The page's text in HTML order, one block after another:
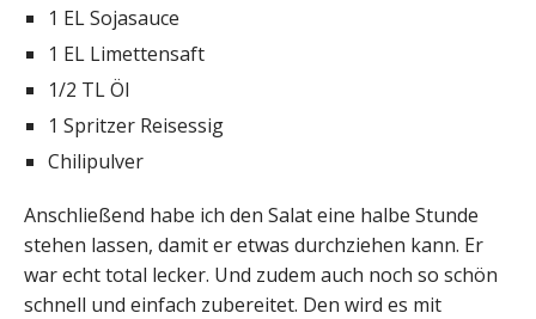
1 EL Sojasauce
1 EL Limettensaft
1/2 TL Öl
1 Spritzer Reisessig
Chilipulver
Anschließend habe ich den Salat eine halbe Stunde
stehen lassen, damit er etwas durchziehen kann. Er
war echt total lecker. Und zudem auch noch so schön
schnell und einfach zubereitet. Den wird es mit